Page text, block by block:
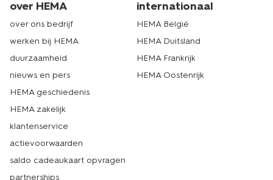
over HEMA
over ons bedrijf
werken bij HEMA
duurzaamheid
nieuws en pers
HEMA geschiedenis
HEMA zakelijk
klantenservice
actievoorwaarden
saldo cadeaukaart opvragen
partnerships
internationaal
HEMA België
HEMA Duitsland
HEMA Frankrijk
HEMA Oostenrijk